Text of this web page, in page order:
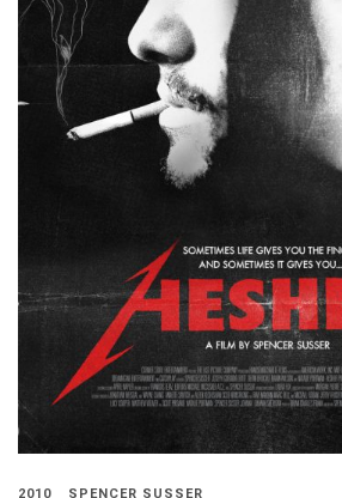
2010 SPENCER SUSSER